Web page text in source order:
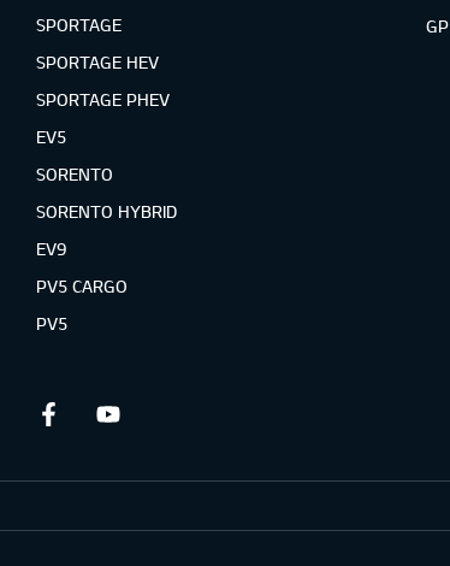
SPORTAGE
SPORTAGE HEV
SPORTAGE PHEV
EV5
SORENTO
SORENTO HYBRID
EV9
PV5 CARGO
PV5
Facebook